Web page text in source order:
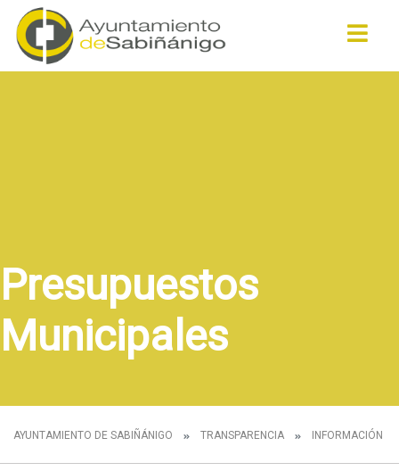
Presupuestos
Municipales
AYUNTAMIENTO DE SABIÑÁNIGO TRANSPARENCIA INFORMACIÓN